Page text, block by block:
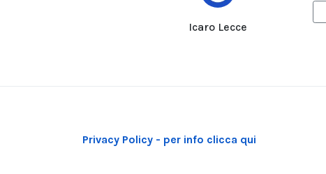
Icaro Lecce
Privacy Policy - per info clicca qui